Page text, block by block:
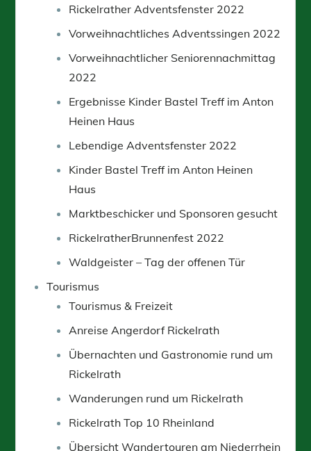
Rickelrather Adventsfenster 2022
Vorweihnachtliches Adventssingen 2022
Vorweihnachtlicher Seniorennachmittag
2022
Ergebnisse Kinder Bastel Treff im Anton
Heinen Haus
Lebendige Adventsfenster 2022
Kinder Bastel Treff im Anton Heinen
Haus
Marktbeschicker und Sponsoren gesucht
RickelratherBrunnenfest 2022
Waldgeister – Tag der offenen Tür
Tourismus
Tourismus & Freizeit
Anreise Angerdorf Rickelrath
Übernachten und Gastronomie rund um
Rickelrath
Wanderungen rund um Rickelrath
Rickelrath Top 10 Rheinland
Übersicht Wandertouren am Niederrhein